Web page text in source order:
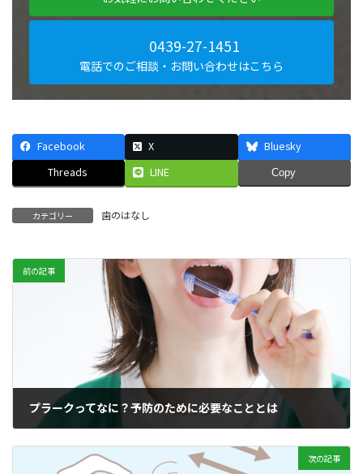
0439-27-1451
電話でのご相談・お問い合わせはこちら
Facebook X
Bluesky
Threads
LINE Copy
カテゴリー 歯のはなし
前の記事
プラークってなに？予防のために必要なこととは
次の記事